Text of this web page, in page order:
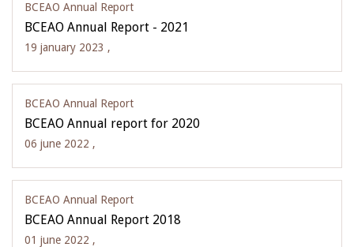
BCEAO Annual Report
BCEAO Annual Report - 2021
19 january 2023 ,
BCEAO Annual Report
BCEAO Annual report for 2020
06 june 2022 ,
BCEAO Annual Report
BCEAO Annual Report 2018
01 june 2022 ,